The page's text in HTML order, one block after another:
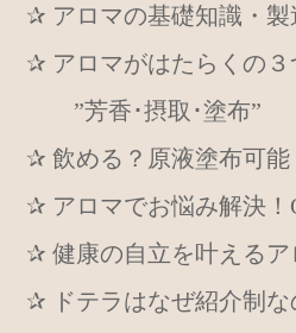
✰ アロマの基礎知識・製
✰ アロマがはたらくの３
”芳香･摂取･塗布”
✰ 飲める？原液塗布可能
✰ アロマでお悩み解決！
✰ 健康の自立を叶えるア
✰ ドテラはなぜ紹介制な